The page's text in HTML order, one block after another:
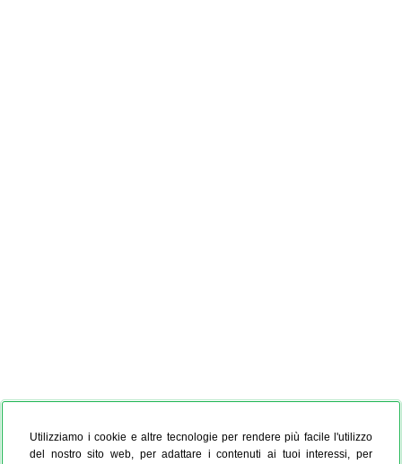
Utilizziamo i cookie e altre tecnologie per rendere più facile l'utilizzo
del nostro sito web, per adattare i contenuti ai tuoi interessi, per